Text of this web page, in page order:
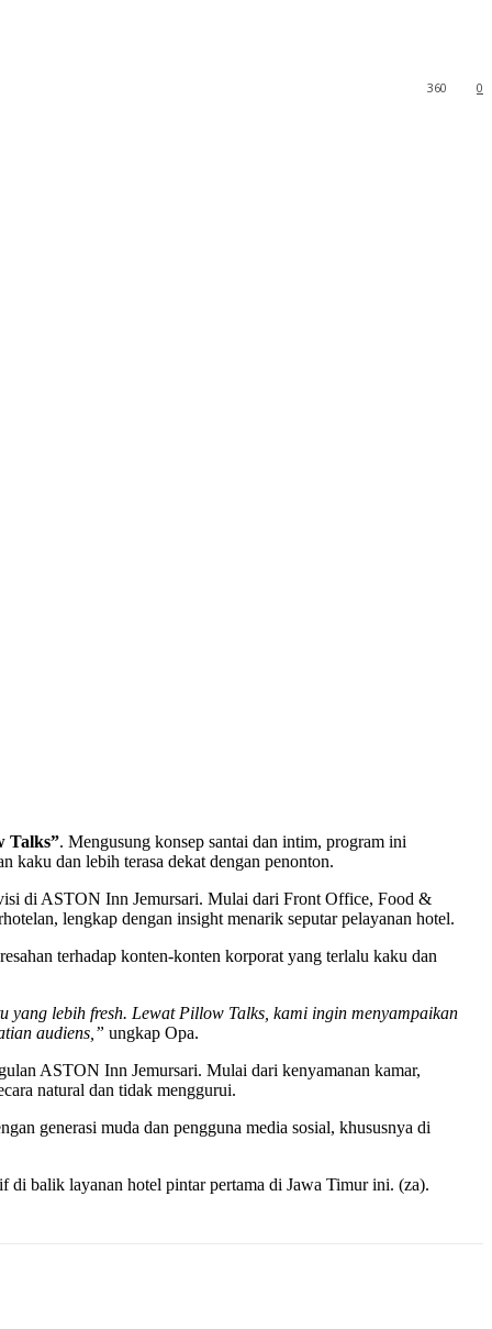
0
360
Talks”. Mengusung konsep santai dan intim, program ini
kaku dan lebih terasa dekat dengan penonton.
di ASTON Inn Jemursari. Mulai dari Front Office, Food &
lengkap dengan insight menarik seputar pelayanan hotel.
terhadap konten-konten korporat yang terlalu kaku dan
yang lebih fresh. Lewat Pillow Talks, kami ingin menyampaikan
audiens,” ungkap Opa.
ASTON Inn Jemursari. Mulai dari kenyamanan kamar,
natural dan tidak menggurui.
generasi muda dan pengguna media sosial, khususnya di
di balik layanan hotel pintar pertama di Jawa Timur ini. (za).